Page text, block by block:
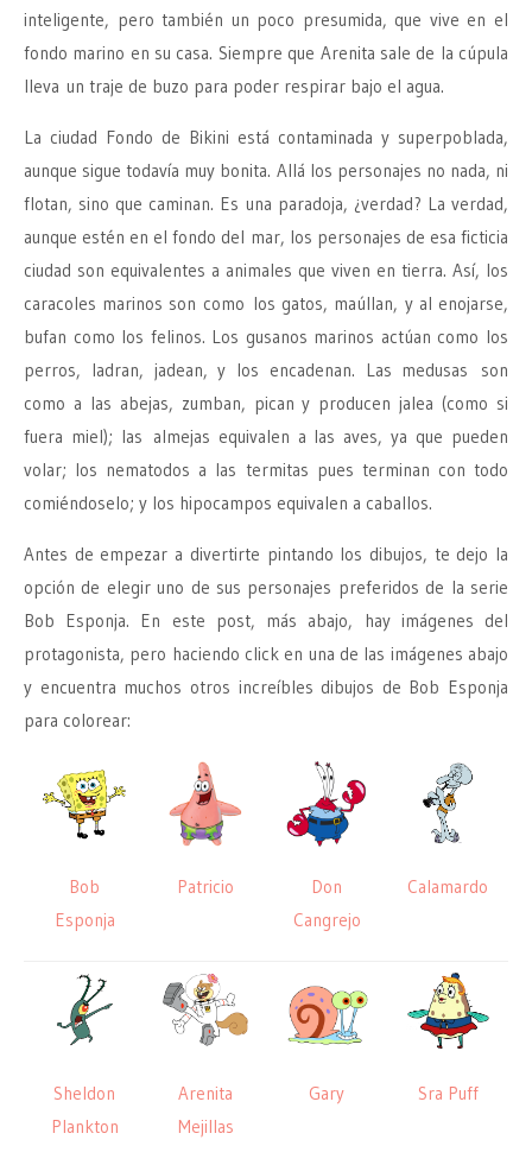
inteligente, pero también un poco presumida, que vive en el
fondo marino en su casa. Siempre que Arenita sale de la cúpula
lleva un traje de buzo para poder respirar bajo el agua.
La ciudad Fondo de Bikini está contaminada y superpoblada,
aunque sigue todavía muy bonita. Allá los personajes no nada, ni
flotan, sino que caminan. Es una paradoja, ¿verdad? La verdad,
aunque estén en el fondo del mar, los personajes de esa ficticia
ciudad son equivalentes a animales que viven en tierra. Así, los
caracoles marinos son como los gatos, maúllan, y al enojarse,
bufan como los felinos. Los gusanos marinos actúan como los
perros, ladran, jadean, y los encadenan. Las medusas son
como a las abejas, zumban, pican y producen jalea (como si
fuera miel); las almejas equivalen a las aves, ya que pueden
volar; los nematodos a las termitas pues terminan con todo
comiéndoselo; y los hipocampos equivalen a caballos.
Antes de empezar a divertirte pintando los dibujos, te dejo la
opción de elegir uno de sus personajes preferidos de la serie
Bob Esponja. En este post, más abajo, hay imágenes del
protagonista, pero haciendo click en una de las imágenes abajo
y encuentra muchos otros increíbles dibujos de Bob Esponja
para colorear:
Bob
Esponja
Patricio
Don
Cangrejo
Calamardo
Sheldon
Plankton
Arenita
Mejillas
Gary Sra Puff